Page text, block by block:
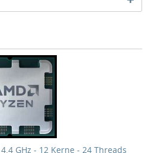
GHz - 12 Kerne - 24 Threads